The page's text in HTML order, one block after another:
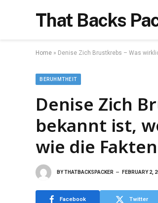
That Backs
Home » Denise Zich Brustkrebs – Was
BERUHMTHEIT
Denise Zich
bekannt ist,
wie die
BYTHATBACKSPACKER FEBRUARY 2,
Facebook Twitter